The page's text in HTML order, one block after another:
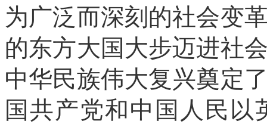
为广泛而深刻的社会变
的东方大国大步迈进社
中华民族伟大复兴奠定
国共产党和中国人民